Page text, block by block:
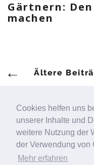
Cookies helfen uns
unserer Inhalte und
weitere Nutzung der
der Verwendung von
Mehr erfahren
Gärtnern:
machen
Ältere